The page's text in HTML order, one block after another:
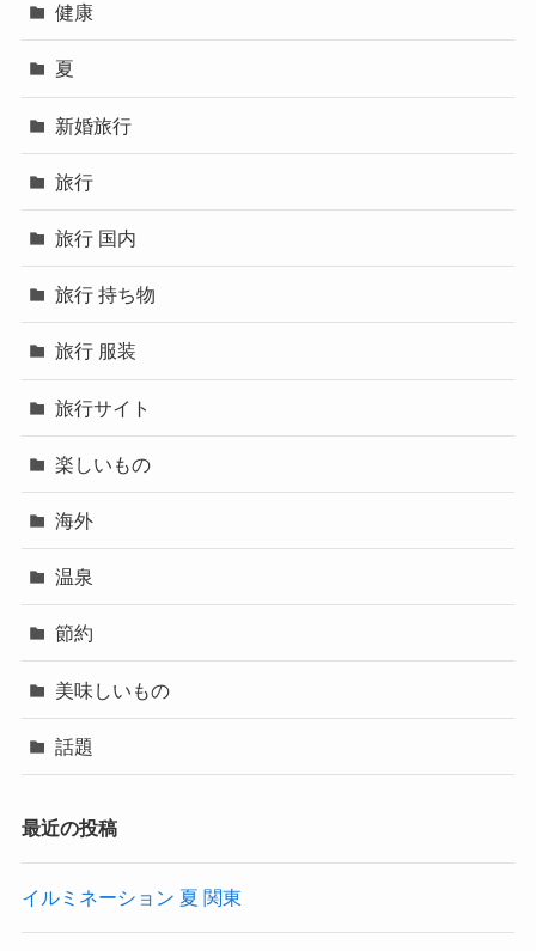
健康
夏
新婚旅行
旅行
旅行 国内
旅行 持ち物
旅行 服装
旅行サイト
楽しいもの
海外
温泉
節約
美味しいもの
話題
最近の投稿
イルミネーション 夏 関東